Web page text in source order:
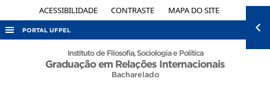
ACESSIBILIDADE CONTRASTE MAPA DO SITE
PORTAL UFPEL
ACESSO À INFORMAÇÃOInstituto de Filosofia, Sociologia e Política
Graduação em Relações Internacionais
Bacharelado